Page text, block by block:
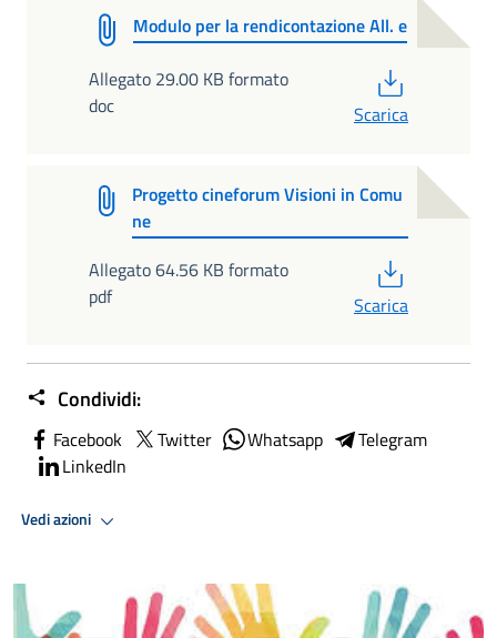
Modulo per la rendicontazione All. e
Allegato 29.00 KB formato
doc
Scarica
Progetto cineforum Visioni in Comu
ne
Allegato 64.56 KB formato
pdf
Scarica
Condividi:
Facebook Twitter Whatsapp
Telegram
LinkedIn
Vedi azioni